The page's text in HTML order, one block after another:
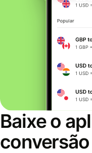
Baixe o